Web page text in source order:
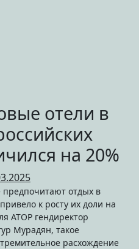
отели в
на 20%
к росту их доли на
АТОР гендиректор
Мурадян, такое
расхождение